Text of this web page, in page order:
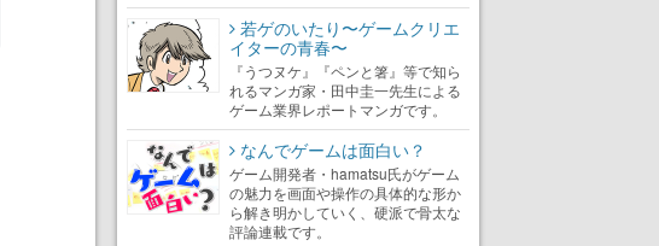
若ゲのいたり〜ゲームクリエ
イターの青春〜
『うつヌケ』『ペンと箸』等で知ら
れるマンガ家・田中圭一先生による
ゲーム業界レポートマンガです。
なんでゲームは面白い？
ゲーム開発者・hamatsu氏がゲーム
の魅力を画面や操作の具体的な形か
ら解き明かしていく、硬派で骨太な
評論連載です。